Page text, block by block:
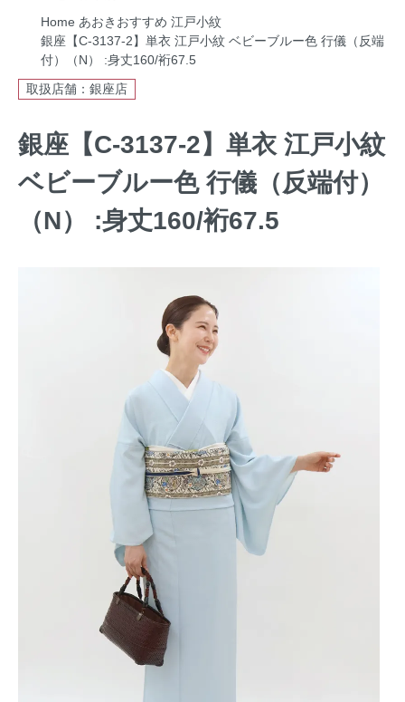
Home あおきおすすめ 江戸小紋
銀座【C-3137-2】単衣 江戸小紋 ベビーブルー色 行儀（反端
付）（N） :身丈160/裄67.5
取扱店舗：銀座店
銀座【C-3137-2】単衣 江戸小紋
ベビーブルー色 行儀（反端付）
（N） :身丈160/裄67.5